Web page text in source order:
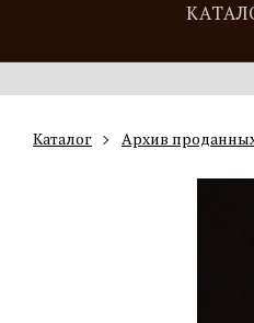
Каталог Архив